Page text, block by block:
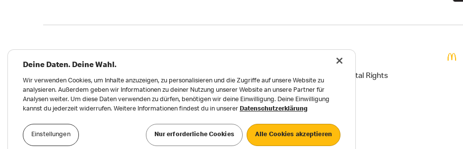
Meldungen zu Menschen- und Umweltrechten Reports on Human and Environmental Rights
Erklärung zur Barrierefreiheit Privatsphäre Einstellungen
Deine Daten. Deine Wahl.
Wir verwenden Cookies, um Inhalte anzuzeigen, zu personalisieren und die Zugriffe auf unsere Website zu
analysieren. Außerdem geben wir Informationen zu deiner Nutzung unserer Website an unsere Partner für
Analysen weiter. Um diese Daten verwenden zu dürfen, benötigen wir deine Einwilligung. Deine Einwilligung
kannst du jederzeit widerrufen. Weitere Informationen findest du in unserer Datenschutzerklärung
Einstellungen Nur erforderliche Cookies Alle Cookies akzeptieren